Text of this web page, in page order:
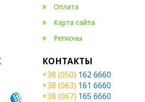
Оплата
Карта сайта
Регионы
КОНТАКТЫ
+38 (050) 162 6660
+38 (063) 161 6660
+38 (067) 165 6660